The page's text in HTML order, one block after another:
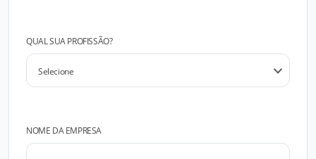
QUAL SUA PROFISSÃO?
NOME DA EMPRESA